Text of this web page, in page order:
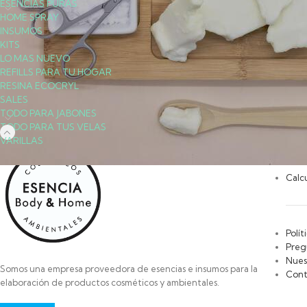
ESENCIAS PURAS
HOME SPRAY
INSUMOS
KITS
LO MAS NUEVO
REFILLS PARA TU HOGAR
RESINA ECOCRYL
SALES
TODO PARA JABONES
TODO PARA TUS VELAS
VARILLAS
Somos una empresa proveedora de esencias e insumos para la
elaboración de productos cosméticos y ambientales.